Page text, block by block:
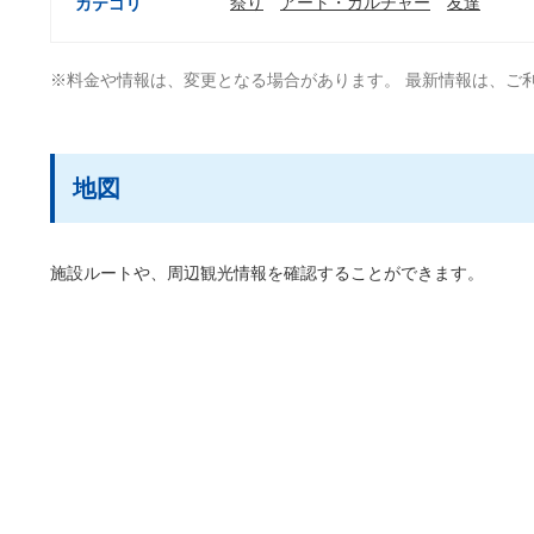
※料金や情報は、変更となる場合があります。 最新情報は、ご
地図
施設ルートや、周辺観光情報を確認することができます。